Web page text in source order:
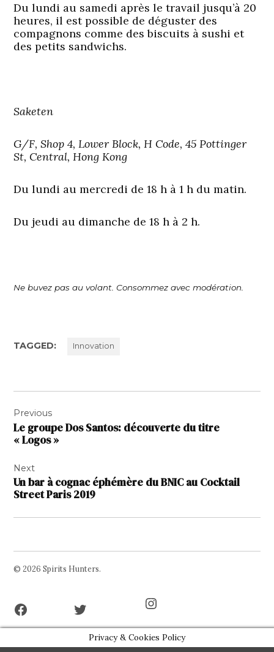
Du lundi au samedi après le travail jusqu’à 20
heures, il est possible de déguster des
compagnons comme des biscuits à sushi et
des petits sandwichs.
Saketen
G/F, Shop 4, Lower Block, H Code, 45 Pottinger
St, Central, Hong Kong
Du lundi au mercredi de 18 h à 1 h du matin.
Du jeudi au dimanche de 18 h à 2 h.
Ne buvez pas au volant. Consommez avec modération.
TAGGED: Innovation
de
l’article
Previous
Le groupe Dos Santos: découverte du titre
« Logos »
Next
Un bar à cognac éphémère du BNIC au Cocktail
Street Paris 2019
© 2026 Spirits Hunters.
Privacy & Cookies Policy